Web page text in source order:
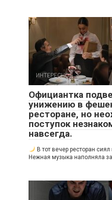
ИНТЕРЕСНОЕ
Официантка
унижению в
ресторане, но
поступок
навсегда.
В тот вечер ресторан
Нежная музыка наполняла